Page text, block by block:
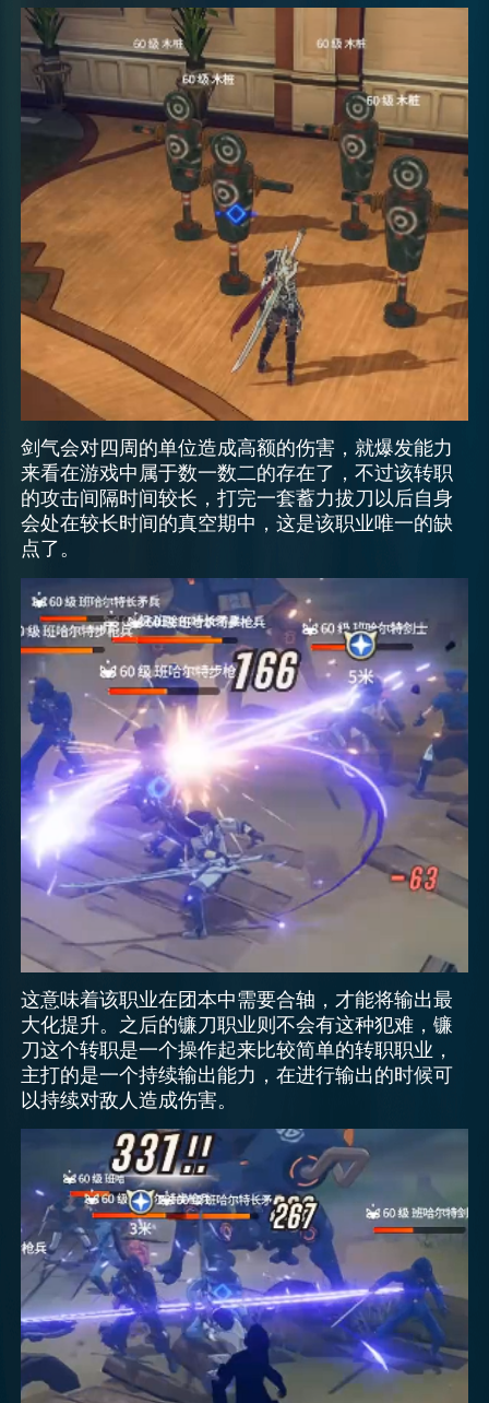
剑气会对四周的单位造成高额的伤害，就爆发能力
来看在游戏中属于数一数二的存在了，不过该转职
的攻击间隔时间较长，打完一套蓄力拔刀以后自身
会处在较长时间的真空期中，这是该职业唯一的缺
点了。
这意味着该职业在团本中需要合轴，才能将输出最
大化提升。之后的镰刀职业则不会有这种犯难，镰
刀这个转职是一个操作起来比较简单的转职职业，
主打的是一个持续输出能力，在进行输出的时候可
以持续对敌人造成伤害。